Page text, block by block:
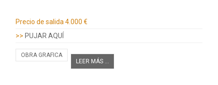
Precio de salida 4.000 €
>> PUJAR AQUÍ
OBRA GRAFICA
LEER MÁS ...